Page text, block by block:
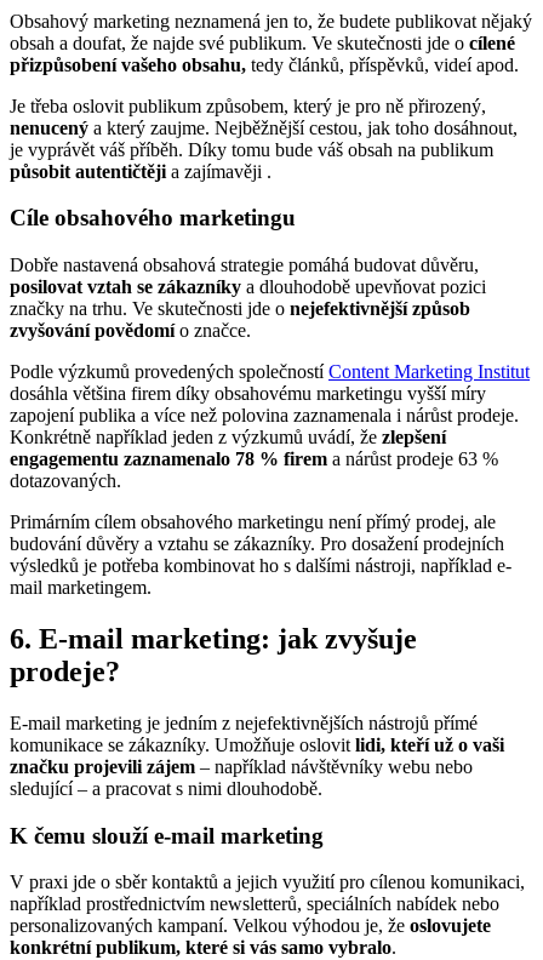
Obsahový marketing neznamená jen to, že budete publikovat nějaký
obsah a doufat, že najde své publikum. Ve skutečnosti jde o cílené
přizpůsobení vašeho obsahu, tedy článků, příspěvků, videí apod.
Je třeba oslovit publikum způsobem, který je pro ně přirozený,
nenucený a který zaujme. Nejběžnější cestou, jak toho dosáhnout,
je vyprávět váš příběh. Díky tomu bude váš obsah na publikum
působit autentičtěji a zajímavěji .
Cíle obsahového marketingu
Dobře nastavená obsahová strategie pomáhá budovat důvěru,
posilovat vztah se zákazníky a dlouhodobě upevňovat pozici
značky na trhu. Ve skutečnosti jde o nejefektivnější způsob
zvyšování povědomío značce.
Podle výzkumů provedených společnostíContent Marketing Institut
dosáhla většina firem díky obsahovému marketingu vyšší míry
zapojení publika a více než polovina zaznamenala i nárůst prodeje.
Konkrétně například jeden z výzkumů uvádí, že zlepšení
engagementu zaznamenalo 78 % firem a nárůst prodeje 63 %
dotazovaných.
Primárním cílem obsahového marketingu není přímý prodej, ale
budování důvěry a vztahu se zákazníky. Pro dosažení prodejních
výsledků je potřeba kombinovat ho s dalšími nástroji, například e-
mail marketingem.
6. E-mail marketing: jak zvyšuje
prodeje?
E-mail marketing je jedním z nejefektivnějších nástrojů přímé
komunikace se zákazníky. Umožňuje oslovit lidi, kteří už o vaši
značku projevili zájem – například návštěvníky webu nebo
sledující – a pracovat s nimi dlouhodobě.
K čemu slouží e-mail marketing
V praxi jde o sběr kontaktů a jejich využití pro cílenou komunikaci,
například prostřednictvím newsletterů, speciálních nabídek nebo
personalizovaných kampaní. Velkou výhodou je, že oslovujete
konkrétní publikum, které si vás samo vybralo.